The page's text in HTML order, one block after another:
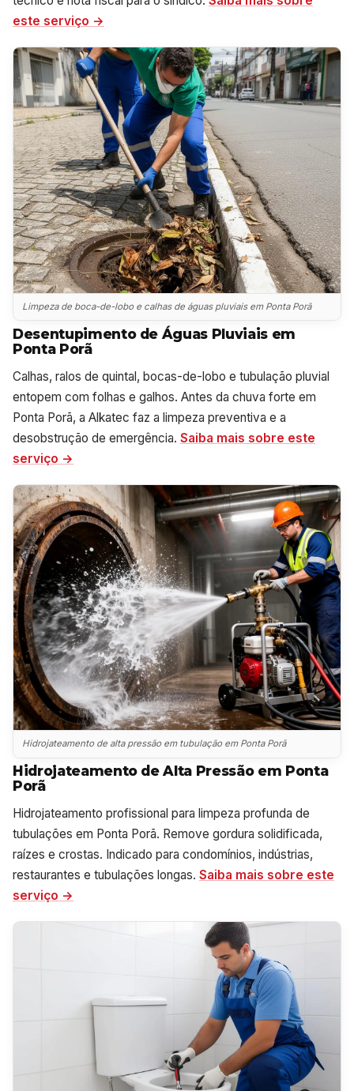
este serviço →
Limpeza de boca-de-lobo e calhas de águas pluviais em Ponta Porã
Desentupimento de Águas Pluviais em
Ponta Porã
Calhas, ralos de quintal, bocas-de-lobo e tubulação pluvial
entopem com folhas e galhos. Antes da chuva forte em
Ponta Porã, a Alkatec faz a limpeza preventiva e a
desobstrução de emergência. Saiba mais sobre este
serviço →
Hidrojateamento de alta pressão em tubulação em Ponta Porã
Hidrojateamento de Alta Pressão em Ponta
Porã
Hidrojateamento profissional para limpeza profunda de
tubulações em Ponta Porã. Remove gordura solidificada,
raízes e crostas. Indicado para condomínios, indústrias,
restaurantes e tubulações longas. Saiba mais sobre este
serviço →